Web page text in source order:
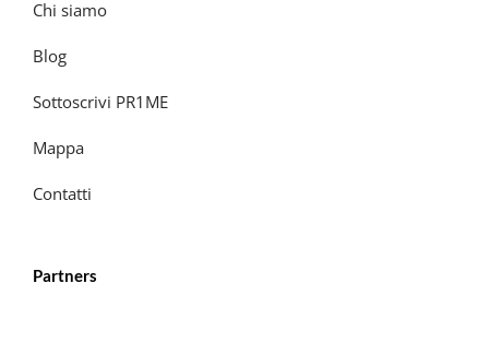
Chi siamo
Blog
Sottoscrivi PR1ME
Mappa
Contatti
Partners